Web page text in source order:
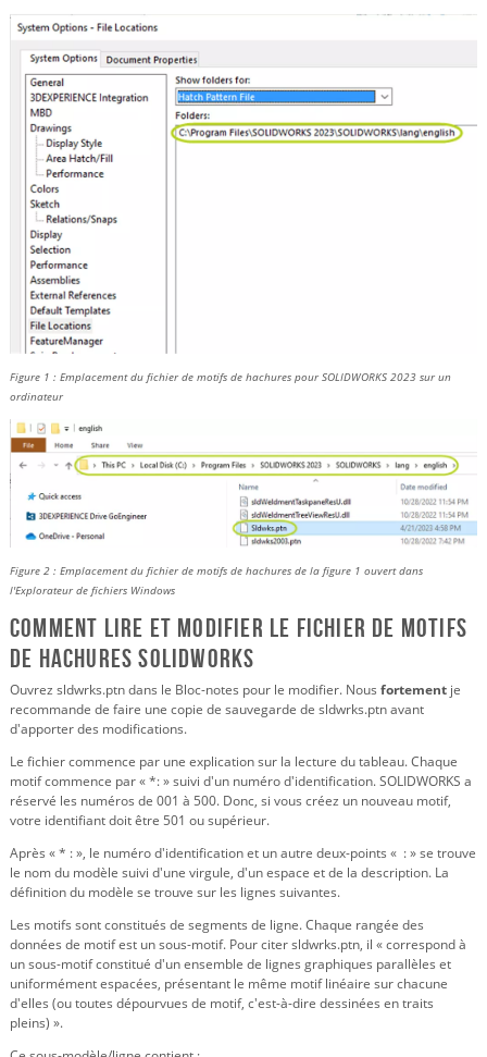
Figure 1 : Emplacement du fichier de motifs de hachures pour SOLIDWORKS 2023 sur un
ordinateur
Figure 2 : Emplacement du fichier de motifs de hachures de la figure 1 ouvert dans
l'Explorateur de fichiers Windows
Comment lire et modifier le fichier de motifs
de hachures SOLIDWORKS
Ouvrez sldwrks.ptn dans le Bloc-notes pour le modifier. Nous fortement je
recommande de faire une copie de sauvegarde de sldwrks.ptn avant
d'apporter des modifications.
Le fichier commence par une explication sur la lecture du tableau. Chaque
motif commence par « *: » suivi d'un numéro d'identification. SOLIDWORKS a
réservé les numéros de 001 à 500. Donc, si vous créez un nouveau motif,
votre identifiant doit être 501 ou supérieur.
Après « * : », le numéro d'identification et un autre deux-points « : » se trouve
le nom du modèle suivi d'une virgule, d'un espace et de la description. La
définition du modèle se trouve sur les lignes suivantes.
Les motifs sont constitués de segments de ligne. Chaque rangée des
données de motif est un sous-motif. Pour citer sldwrks.ptn, il « correspond à
un sous-motif constitué d'un ensemble de lignes graphiques parallèles et
uniformément espacées, présentant le même motif linéaire sur chacune
d'elles (ou toutes dépourvues de motif, c'est-à-dire dessinées en traits
pleins) ».